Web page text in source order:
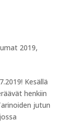
2019,
Kesällä
henkiin
jutun